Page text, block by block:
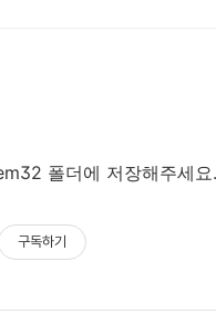
폴더에 저장해주세요.
구독하기